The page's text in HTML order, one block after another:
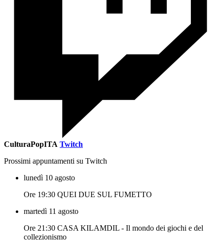
CulturaPopITA Twitch
Prossimi appuntamenti su Twitch
lunedì 10 agosto
Ore 19:30 QUEI DUE SUL FUMETTO
martedì 11 agosto
Ore 21:30 CASA KILAMDIL - Il mondo dei giochi e del
collezionismo